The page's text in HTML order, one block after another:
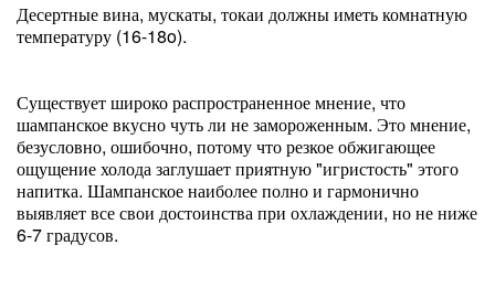
Десертные вина, мускаты, токаи должны иметь комнатную
температуру (16-18o).
Существует широко распространенное мнение, что
шампанское вкусно чуть ли не замороженным. Это мнение,
безусловно, ошибочно, потому что резкое обжигающее
ощущение холода заглушает приятную "игристость" этого
напитка. Шампанское наиболее полно и гармонично
выявляет все свои достоинства при охлаждении, но не ниже
6-7 градусов.